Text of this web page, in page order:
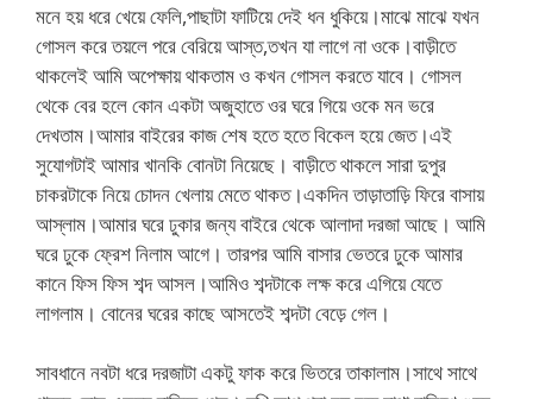
মনে হয় ধরে খেয়ে ফেলি,পাছাটা ফাটিয়ে দেই ধন ধুকিয়ে।মাঝে মাঝে যখন
গোসল করে তয়লে পরে বেরিয়ে আস্ত,তখন যা লাগে না ওকে।বাড়ীতে
থাকলেই আমি অপেক্ষায় থাকতাম ও কখন গোসল করতে যাবে। গোসল
থেকে বের হলে কোন একটা অজুহাতে ওর ঘরে গিয়ে ওকে মন ভরে
দেখতাম।আমার বাইরের কাজ শেষ হতে হতে বিকেল হয়ে জেত।এই
সুযোগটাই আমার খানকি বোনটা নিয়েছে। বাড়ীতে থাকলে সারা দুপুর
চাকরটাকে নিয়ে চোদন খেলায় মেতে থাকত।একদিন তাড়াতাড়ি ফিরে বাসায়
আস্লাম।আমার ঘরে ঢুকার জন্য বাইরে থেকে আলাদা দরজা আছে। আমি
ঘরে ঢুকে ফ্রেশ নিলাম আগে। তারপর আমি বাসার ভেতরে ঢুকে আমার
কানে ফিস ফিস শব্দ আসল।আমিও শব্দটাকে লক্ষ করে এগিয়ে যেতে
লাগলাম। বোনের ঘরের কাছে আসতেই শব্দটা বেড়ে গেল।
সাবধানে নবটা ধরে দরজাটা একটু ফাক করে ভিতরে তাকালাম।সাথে সাথে